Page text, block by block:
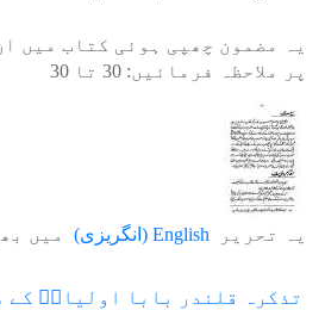
یہ مضمون چھپی ہوئی کتاب میں
پر ملاحظہ فرمائیں: 30 تا 30
یہ تحریر English
( انگریزی) میں
تذکرہ قلندر بابا اولیاءؒ کے